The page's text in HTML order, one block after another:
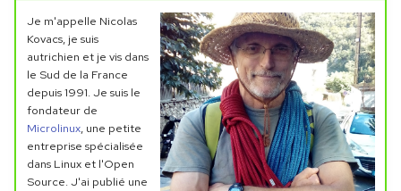
Gare à ce que vous publiez
La fusion revisitée
Le pull request
Travailler en équipe
Je m'appelle Nicolas
Kovacs, je suis
autrichien et je vis dans
le Sud de la France
depuis 1991. Je suis le
fondateur de
Microlinux, une petite
entreprise spécialisée
dans Linux et l'Open
Source. J'ai publié une